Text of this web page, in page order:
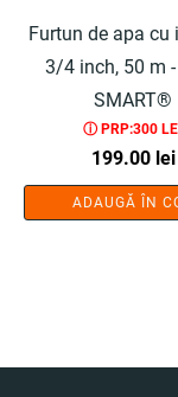
Furtun de apa cu
3/4 inch, 50 m -
SMART®
ⓘ PRP:300
199.00 lei
ADAUGĂ ÎN